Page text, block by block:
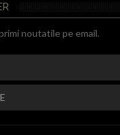
noutatile pe email.